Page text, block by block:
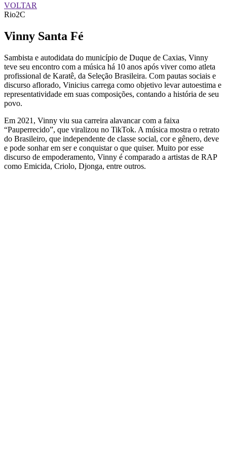
VOLTAR
Rio2C
Vinny Santa Fé
Sambista e autodidata do município de Duque de Caxias, Vinny
teve seu encontro com a música há 10 anos após viver como atleta
profissional de Karatê, da Seleção Brasileira. Com pautas sociais e
discurso aflorado, Vinicius carrega como objetivo levar autoestima e
representatividade em suas composições, contando a história de seu
povo.
Em 2021, Vinny viu sua carreira alavancar com a faixa
“Pauperrecido”, que viralizou no TikTok. A música mostra o retrato
do Brasileiro, que independente de classe social, cor e gênero, deve
e pode sonhar em ser e conquistar o que quiser. Muito por esse
discurso de empoderamento, Vinny é comparado a artistas de RAP
como Emicida, Criolo, Djonga, entre outros.